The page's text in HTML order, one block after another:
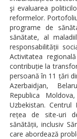
şi evaluarea
reformelor.
programe de
sănătate, al
responsabilității
Activitatea
contribuție la
persoană în 11 țări
Azerbaidjan,
Republica
Uzbekistan.
rețea de site-uri
sănătății, inclusiv
care abordează